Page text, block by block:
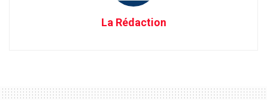
La Rédaction